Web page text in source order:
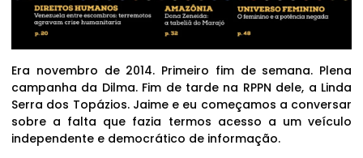
Era novembro de 2014. Primeiro fim de semana. Plena
campanha da Dilma. Fim de tarde na RPPN dele, a Linda
Serra dos Topázios. Jaime e eu começamos a conversar
sobre a falta que fazia termos acesso a um veículo
independente e democrático de informação.